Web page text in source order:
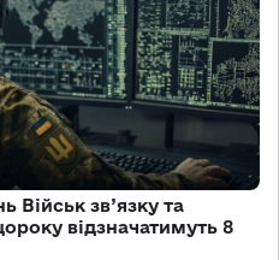
Військ зв’язку та
відзначатимуть 8